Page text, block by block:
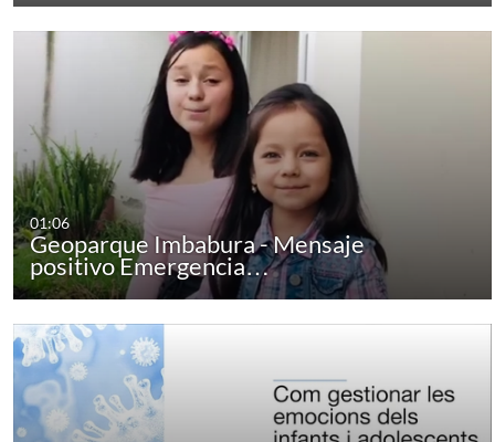
01:06
Geoparque Imbabura - Mensaje
positivo Emergencia…